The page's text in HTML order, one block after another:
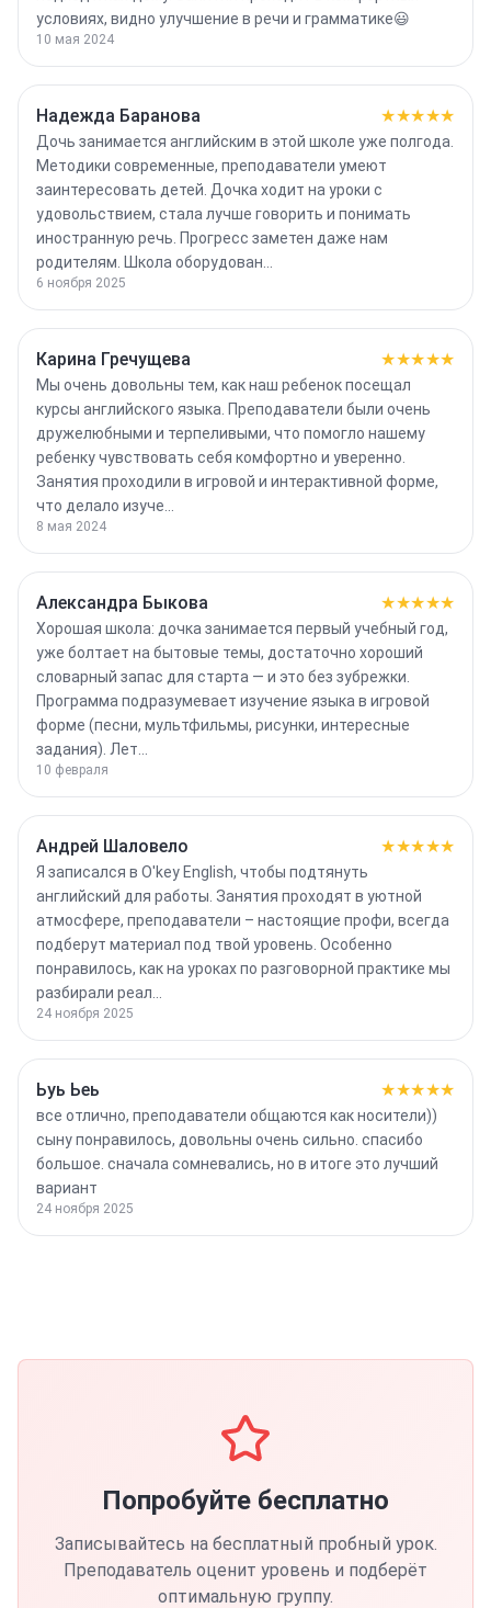
условиях, видно улучшение в речи и грамматике😃
10 мая 2024
Надежда Баранова ★★★★★
Дочь занимается английским в этой школе уже полгода.
Методики современные, преподаватели умеют
заинтересовать детей. Дочка ходит на уроки с
удовольствием, стала лучше говорить и понимать
иностранную речь. Прогресс заметен даже нам
родителям. Школа оборудован…
6 ноября 2025
Карина Гречущева ★★★★★
Мы очень довольны тем, как наш ребенок посещал
курсы английского языка. Преподаватели были очень
дружелюбными и терпеливыми, что помогло нашему
ребенку чувствовать себя комфортно и уверенно.
Занятия проходили в игровой и интерактивной форме,
что делало изуче…
8 мая 2024
Александра Быкова ★★★★★
Хорошая школа: дочка занимается первый учебный год,
уже болтает на бытовые темы, достаточно хороший
словарный запас для старта — и это без зубрежки.
Программа подразумевает изучение языка в игровой
форме (песни, мультфильмы, рисунки, интересные
задания). Лет…
10 февраля
Андрей Шаловело ★★★★★
Я записался в O'key English, чтобы подтянуть
английский для работы. Занятия проходят в уютной
атмосфере, преподаватели – настоящие профи, всегда
подберут материал под твой уровень. Особенно
понравилось, как на уроках по разговорной практике мы
разбирали реал…
24 ноября 2025
Ьуь Ьеь ★★★★★
все отлично, преподаватели общаются как носители))
сыну понравилось, довольны очень сильно. спасибо
большое. сначала сомневались, но в итоге это лучший
вариант
24 ноября 2025
Попробуйте бесплатно
Записывайтесь на бесплатный пробный урок.
Преподаватель оценит уровень и подберёт
оптимальную группу.